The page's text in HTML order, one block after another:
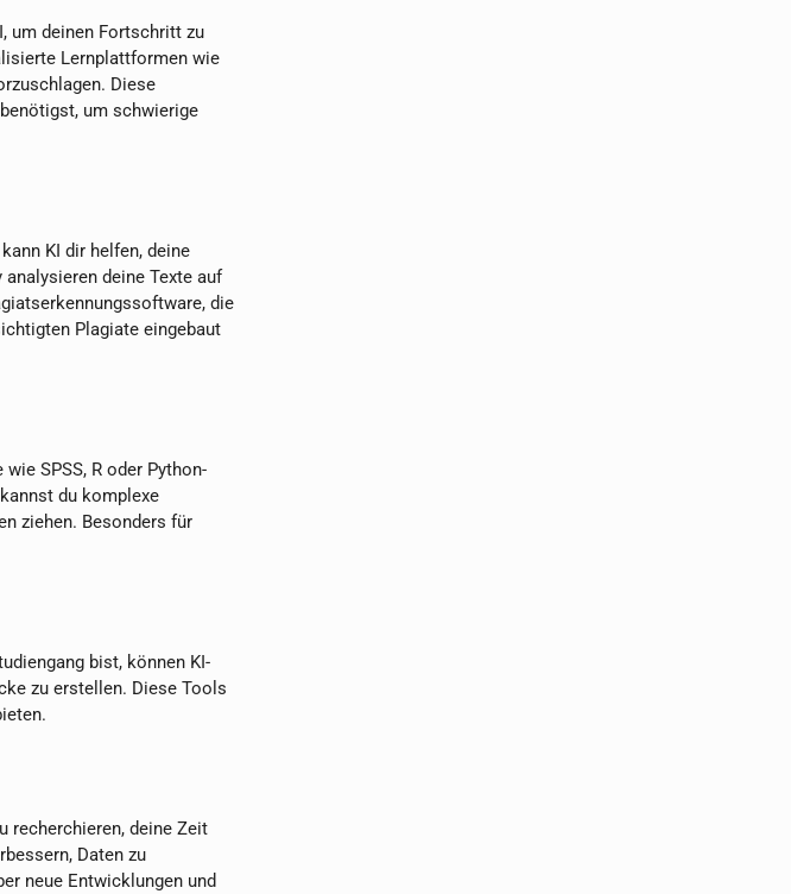
um deinen Fortschritt zu
Lernplattformen wie
Diese
um schwierige
KI dir helfen, deine
deine Texte auf
die
Plagiate eingebaut
SPSS, R oder Python-
du komplexe
ziehen. Besonders für
bist, können KI-
zu erstellen. Diese Tools
recherchieren, deine Zeit
Daten zu
neue Entwicklungen und